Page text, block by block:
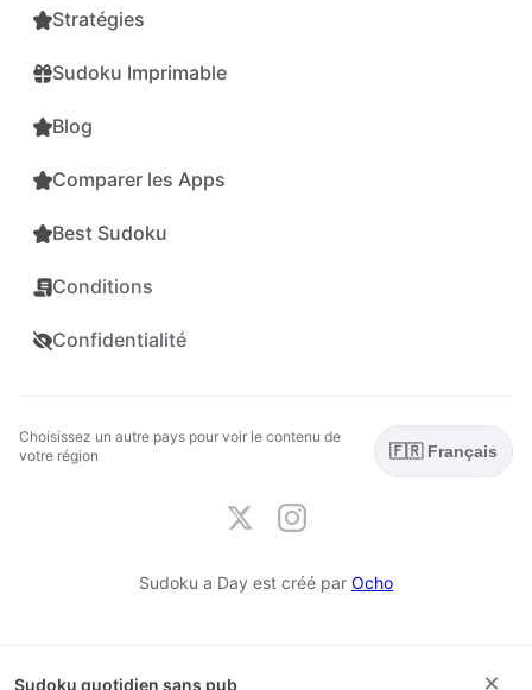
Stratégies
Sudoku Imprimable
Blog
Comparer les Apps
Best Sudoku
Conditions
Confidentialité
Choisissez un autre pays pour voir le contenu de
votre région
🇫🇷 Français
Sudoku a Day est créé par Ocho
Sudoku quotidien sans pub ×